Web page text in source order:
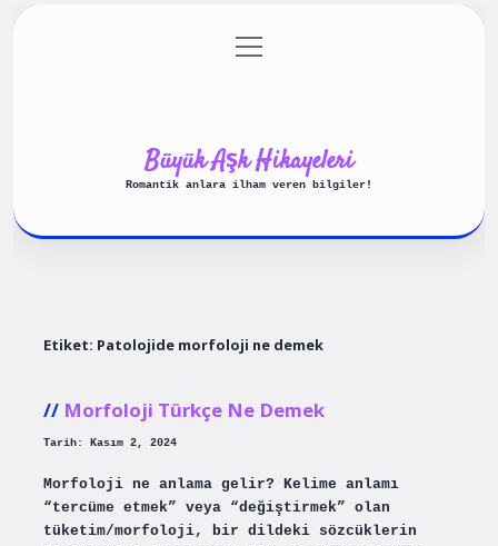
Gizlilik Politikası
menüyü
aç
Büyük Aşk Hikayeleri
Romantik anlara ilham veren bilgiler!
Etiket: Patolojide morfoloji ne demek
Morfoloji Türkçe Ne Demek
Tarih: Kasım 2, 2024
Morfoloji ne anlama gelir? Kelime anlamı
“tercüme etmek” veya “değiştirmek” olan
tüketim/morfoloji, bir dildeki sözcüklerin